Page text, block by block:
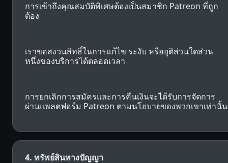
การเข้าถึงคุณสมบัติพิเศษต้องเป็นสมาชิก Patreon ที่ถูก
ต้อง
เราขอสงวนสิทธิ์ในการแก้ไข ระงับ หรือยุติส่วนใดส่วน
หนึ่งของบริการได้ตลอดเวลา
การยกเลิกการสมัครและการคืนเงินจะได้รับการจัดการ
ผ่านแพลตฟอร์ม Patreon ตามนโยบายของพวกเขาเท่านั้น
4. ทรัพย์สินทางปัญญา